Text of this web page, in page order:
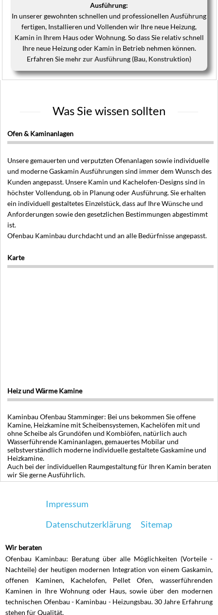
Ausführung:
In unserer gewohnten schnellen und professionellen Ausführung
fertigen, Installieren und Vollenden wir Ihre neue Heizung,
Kamin in Ihrem Haus oder Wohnung. So dass Sie relativ schnell
Ihre neue Heizung oder Kamin in Betrieb nehmen können.
Erfahren Sie mehr zur Ausführung (Bau, Konstruktion)
Was Sie wissen sollten
Ofen & Kaminanlagen
Unsere gemauerten und verputzten Ofenanlagen sowie individuelle
und moderne Gaskamin Ausführungen sind immer dem Wunsch des
Kunden angepasst. Unsere Kamin und Kachelofen-Designs sind in
höchster Vollendung, ob in Planung oder Ausführung. Sie erhalten
ein individuell gestaltetes Einzelstück, dass auf Ihre Wünsche und
Anforderungen sowie den gesetzlichen Bestimmungen abgestimmt
ist.
Ofenbau Kaminbau durchdacht und an alle Bedürfnisse angepasst.
Karte
Heiz und Wärme Kamine
Kaminbau Ofenbau Stamminger: Bei uns bekommen Sie offene
Kamine, Heizkamine mit Scheibensystemen, Kachelöfen mit und
ohne Scheibe als Grundöfen und Kombiöfen, natürlich auch
Wasserführende Kaminanlagen, gemauertes Mobilar und
selbstverständlich moderne individuelle gestaltete Gaskamine und
Heizkamine.
Auch bei der individuellen Raumgestaltung für Ihren Kamin beraten
wir Sie gerne Ausführlich.
Impressum
Datenschutzerklärung
Sitemap
Wir beraten
Ofenbau Kaminbau: Beratung über alle Möglichkeiten (Vorteile -
Nachteile) der heutigen modernen Integration von einem Gaskamin,
offenen Kaminen, Kachelofen, Pellet Ofen, wasserführenden
Kaminen in Ihre Wohnung oder Haus, sowie über den modernen
technischen Ofenbau - Kaminbau - Heizungsbau. 30 Jahre Erfahrung
stehen für Qualität.